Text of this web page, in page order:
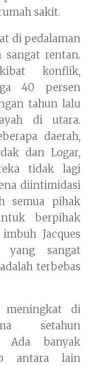
sakit.
di pedalaman
rentan.
konflik,
40 persen
tahun lalu
di utara.
daerah,
dan Logar,
tidak lagi
diintimidasi
semua pihak
berpihak
Jacques
yang sangat
terbebas
meningkat di
setahun
Ada banyak
antara lain